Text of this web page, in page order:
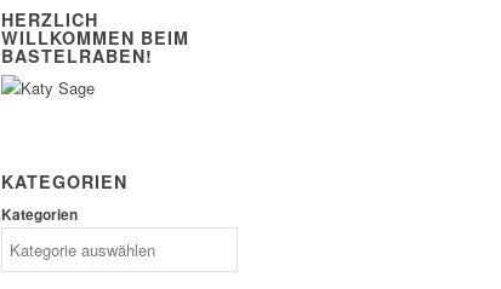
HERZLICH
WILLKOMMEN BEIM
BASTELRABEN!
KATEGORIEN
Kategorien